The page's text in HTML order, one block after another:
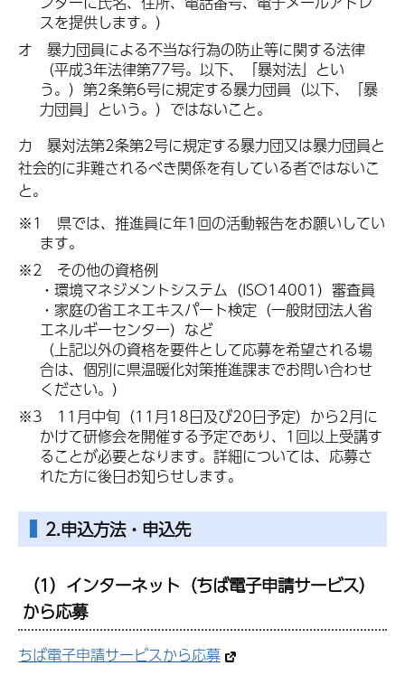
スを提供します。）
オ 暴力団員による不当な行為の防止等に関する法律
（平成3年法律第77号。以下、「暴対法」とい
う。）第2条第6号に規定する暴力団員（以下、「暴
力団員」という。）ではないこと。
カ 暴対法第2条第2号に規定する暴力団又は暴力団員と
社会的に非難されるべき関係を有している者ではないこ
と。
※1 県では、推進員に年1回の活動報告をお願いしてい
ます。
※2 その他の資格例
・環境マネジメントシステム（ISO14001）審査員
・家庭の省エネエキスパート検定（一般財団法人省
エネルギーセンター）など
（上記以外の資格を要件として応募を希望される場
合は、個別に県温暖化対策推進課までお問い合わせ
ください。）
※3 11月中旬（11月18日及び20日予定）から2月に
かけて研修会を開催する予定であり、1回以上受講す
ることが必要となります。詳細については、応募さ
れた方に後日お知らせします。
2.申込方法・申込先
（1）インターネット（ちば電子申請サービス）
から応募
ちば電子申請サービスから応募